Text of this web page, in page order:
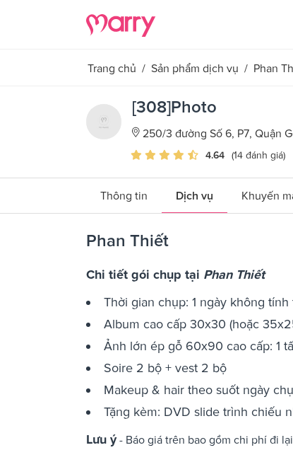
Trang chủ / Sản phẩm dịch vụ / Phan
[308]Photo
250/3 đường Số 6, P7, Quận
4.64 (14 đánh giá)
Thông tin Dịch vụ Khuyến
Phan Thiết
Chi tiết gói chụp tại Phan Thiết
Thời gian chụp: 1 ngày không
Album cao cấp 30x30 (hoặc
Ảnh lớn ép gỗ 60x90 cao cấp: 1
Soire 2 bộ + vest 2 bộ
Makeup & hair theo suốt ngày
Tặng kèm: DVD slide trình chiếu
Lưu ý- Báo giá trên bao gồm chi phí đi